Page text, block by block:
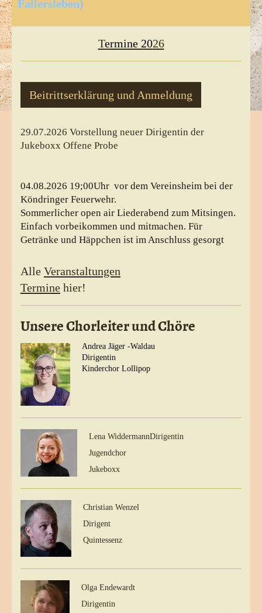
Fallersleben)
Termine 2026
Beitrittserklärung und Anmeldung
29.07.2026 Vorstellung neuer Dirigentin der
Jukeboxx Offene Probe
04.08.2026 19;00Uhr vor dem Vereinsheim bei der
Köndringer Feuerwehr.
Sommerlicher open air Liederabend zum Mitsingen.
Einfach vorbeikommen und mitmachen. Für
Getränke und Häppchen ist im Anschluss gesorgt
Alle Veranstaltungen
Termine hier!
Unsere Chorleiter und Chöre
Andrea Jäger -Waldau
Dirigentin
Kinderchor Lollipop
Lena WiddermannDirigentin
Jugendchor
Jukeboxx
Christian Wenzel
Dirigent
Quintessenz
Olga Endewardt
Dirigentin